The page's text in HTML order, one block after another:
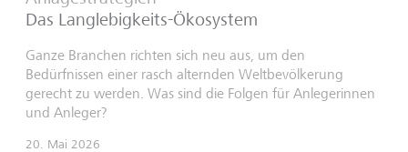
Das Langlebigkeits-Ökosystem
Ganze Branchen richten sich neu aus, um den
Bedürfnissen einer rasch alternden Weltbevölkerung
gerecht zu werden. Was sind die Folgen für Anlegerinnen
und Anleger?
20. Mai 2026